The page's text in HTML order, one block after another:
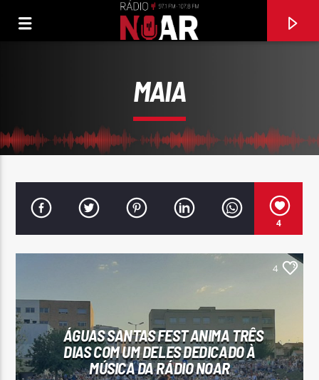
EMANUEL MANU
MAIA
4
4
ÁGUAS SANTAS FEST ANIMA TRÊS
DIAS COM UM DELES DEDICADO À
MÚSICA DA RÁDIO NOAR